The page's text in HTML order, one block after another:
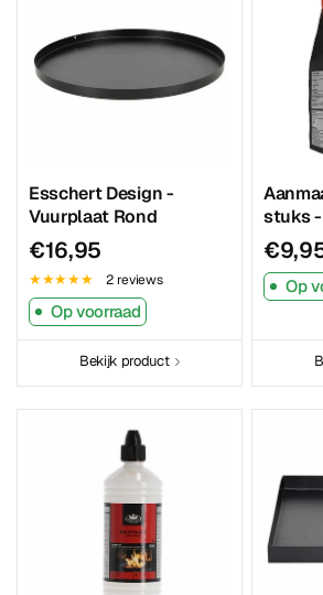
Esschert Design -
Vuurplaat Rond
€16,95
2 reviews
Op voorraad
Bekijk product
stuks
Op